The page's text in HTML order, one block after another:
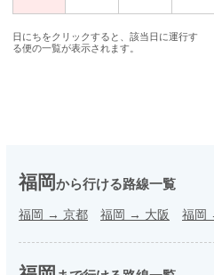
日にちをクリックすると、該当日に運行す
る便の一覧が表示されます。
福岡から行ける路線一覧
福岡 → 京都 福岡 → 大阪 福岡